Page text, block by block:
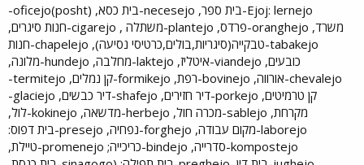
Ejoj: lernejo-בית ספר, necesejo-בית כסא, (posht)oficejo-
משרד, oranghejo-פרדס, plantejo-משתלה , cigarejo-חנות סיגרים,
tabakejo-טבקייה(סיגריות,בולים,כרטיסי נסיעה), chapelejo-חנות
כובעים, viandejo-איטליז, laktejo-מחלבה, hundejo-מלונה,
chevalejo-אורווה, bovinejo-רפת, formikejo-קן נמלים, termitejo-
קן טרמיטים, porkejo-דיר חזירים, shafejo-דיר כבשים, glaciejo-
מקרחת, sablejo-מכרה חול, herbejo-מדשאה, kokinejo-לול,
laborejo-מקום עבודה, forghejo-נפחיה, presejo-בית דפוס:
kompostejo-סדרייה, bindejo-כריכייה; promenejo-טיילת,